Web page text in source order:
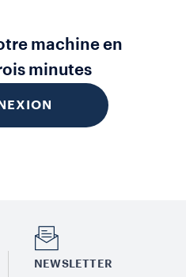
machine en
minutes
NEWSLETTER